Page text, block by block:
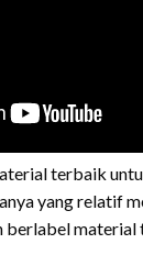
terbaik
yang relatif
berlabel material